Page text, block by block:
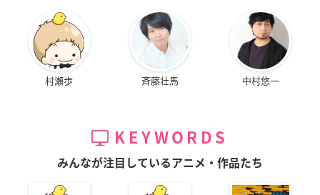
村瀬歩 斉藤壮馬 中村悠一
KEYWORDS
みんなが注目しているアニメ・作品たち